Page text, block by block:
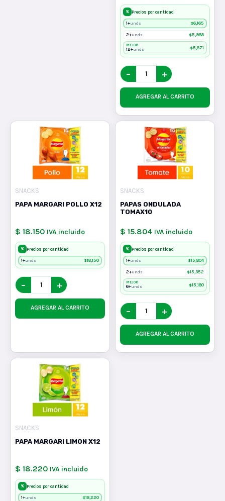
% Precios por cantidad
1+unds $6,165
2+unds $5,988
MEJOR
12+unds $5,871
− +
AGREGAR AL CARRITO
SNACKS
PAPA MARGARI POLLO X12
$ 18.150 IVA incluido
% Precios por cantidad
1+unds $18,150
− +
AGREGAR AL CARRITO
SNACKS
PAPAS ONDULADA
TOMAX10
$ 15.804 IVA incluido
% Precios por cantidad
1+unds $15,804
2+unds $15,352
MEJOR
6+unds $15,180
− +
AGREGAR AL CARRITO
SNACKS
PAPA MARGARI LIMON X12
$ 18.220 IVA incluido
% Precios por cantidad
1+unds $18,220